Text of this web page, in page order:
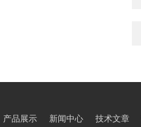
产品展示 新闻中心 技术文章